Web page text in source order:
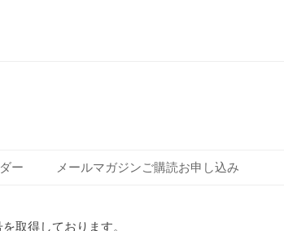
ー メールマガジンご購読お申し込み
取得しております。